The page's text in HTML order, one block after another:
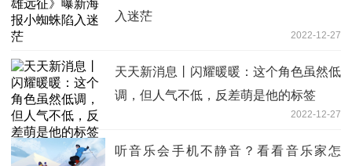
入迷茫
2022-12-27
天天新消息丨闪耀暖暖：这个角色虽然低
调，但人气不低，反差萌是他的标签
2022-12-27
听音乐会手机不静音？看看音乐家怎